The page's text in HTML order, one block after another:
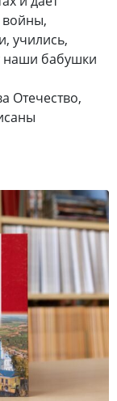
войны,
учились,
наши бабушки
Отечество,